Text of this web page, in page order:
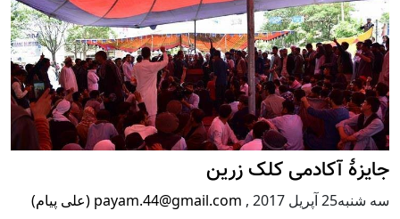
جایزۀ آکادمی کلک زرین
سه شنبه25 آپریل 2017 , payam.44@gmail.com (علی پیام)